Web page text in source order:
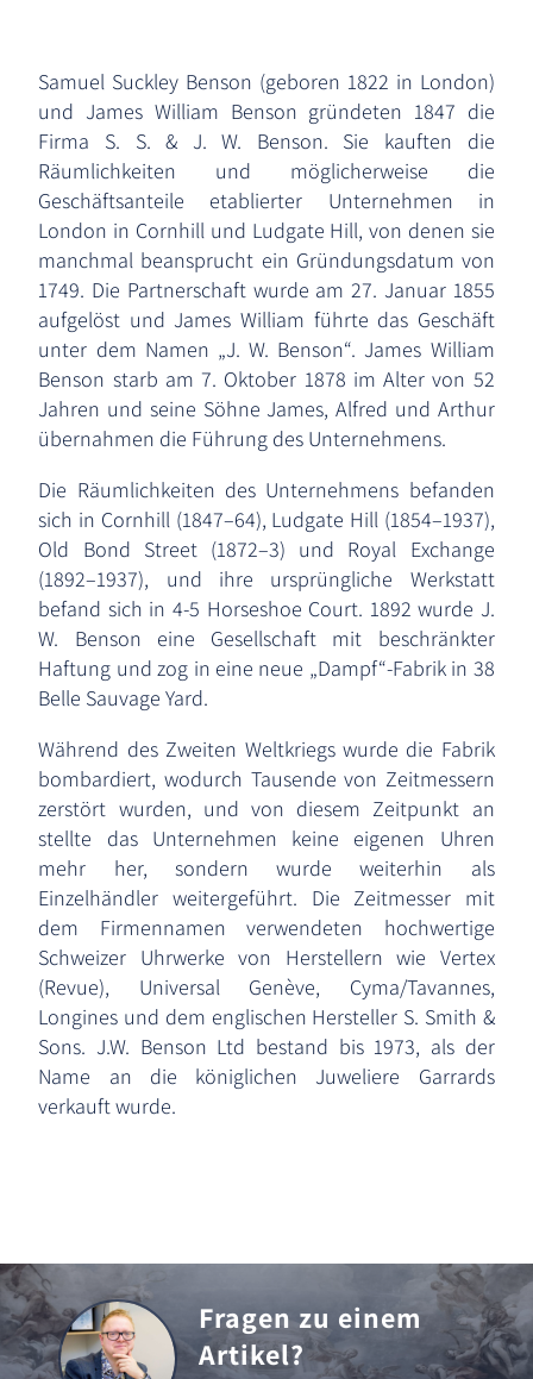
Samuel Suckley Benson (geboren 1822 in London)
und James William Benson gründeten 1847 die
Firma S. S. & J. W. Benson. Sie kauften die
Räumlichkeiten und möglicherweise die
Geschäftsanteile etablierter Unternehmen in
London in Cornhill und Ludgate Hill, von denen sie
manchmal beansprucht ein Gründungsdatum von
1749. Die Partnerschaft wurde am 27. Januar 1855
aufgelöst und James William führte das Geschäft
unter dem Namen „J. W. Benson“. James William
Benson starb am 7. Oktober 1878 im Alter von 52
Jahren und seine Söhne James, Alfred und Arthur
übernahmen die Führung des Unternehmens.
Die Räumlichkeiten des Unternehmens befanden
sich in Cornhill (1847–64), Ludgate Hill (1854–1937),
Old Bond Street (1872–3) und Royal Exchange
(1892–1937), und ihre ursprüngliche Werkstatt
befand sich in 4-5 Horseshoe Court. 1892 wurde J.
W. Benson eine Gesellschaft mit beschränkter
Haftung und zog in eine neue „Dampf“-Fabrik in 38
Belle Sauvage Yard.
Während des Zweiten Weltkriegs wurde die Fabrik
bombardiert, wodurch Tausende von Zeitmessern
zerstört wurden, und von diesem Zeitpunkt an
stellte das Unternehmen keine eigenen Uhren
mehr her, sondern wurde weiterhin als
Einzelhändler weitergeführt. Die Zeitmesser mit
dem Firmennamen verwendeten hochwertige
Schweizer Uhrwerke von Herstellern wie Vertex
(Revue), Universal Genève, Cyma/Tavannes,
Longines und dem englischen Hersteller S. Smith &
Sons. J.W. Benson Ltd bestand bis 1973, als der
Name an die königlichen Juweliere Garrards
verkauft wurde.
Fragen zu einem
Artikel?